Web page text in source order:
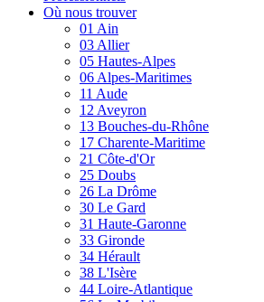
Où nous trouver
01 Ain
03 Allier
05 Hautes-Alpes
06 Alpes-Maritimes
11 Aude
12 Aveyron
13 Bouches-du-Rhône
17 Charente-Maritime
21 Côte-d'Or
25 Doubs
26 La Drôme
30 Le Gard
31 Haute-Garonne
33 Gironde
34 Hérault
38 L'Isère
44 Loire-Atlantique